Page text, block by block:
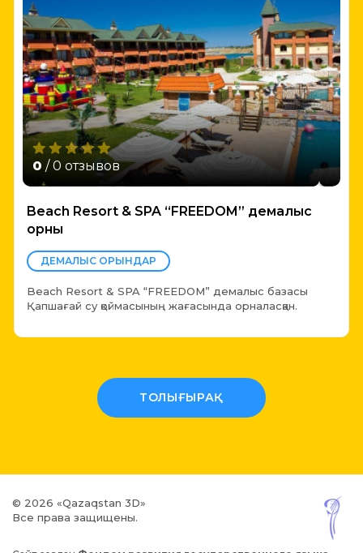
0 / 0 отзывов
Beach Resort & SPA “FREEDOM” демалыс
орны
ДЕМАЛЫС ОРЫНДАР
Beach Resort & SPA “FREEDOM” демалыс базасы
Қапшағай су қоймасының жағасында орналасқан.
ТОЛЫҒЫРАҚ
© 2026 «Qazaqstan 3D»
Все права защищены.